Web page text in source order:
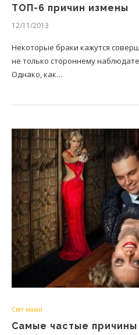
ТОП-6 причин измены
12/11/2013
Некоторые браки кажутся
не только стороннему
Однако, как…
Світ мами
Самые частые